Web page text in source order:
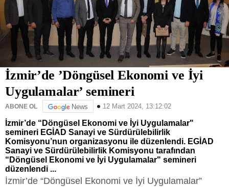
İzmir’de ’Döngüsel Ekonomi ve İyi
Uygulamalar’ semineri
ABONE OL News 12 Mart 2024, 13:12:02
İzmir’de “Döngüsel Ekonomi ve İyi Uygulamalar"
semineri EGİAD Sanayi ve Sürdürülebilirlik
Komisyonu’nun organizasyonu ile düzenlendi. EGİAD
Sanayi ve Sürdürülebilirlik Komisyonu tarafından
“Döngüsel Ekonomi ve İyi Uygulamalar" semineri
düzenlendi ...
İzmir’de “Döngüsel Ekonomi ve İyi Uygulamalar”